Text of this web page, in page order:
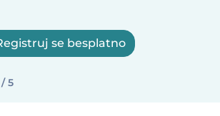
se besplatno
5